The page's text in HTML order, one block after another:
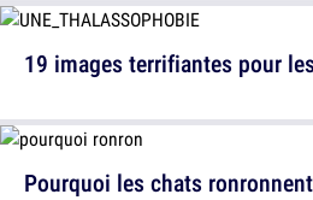
19 images terrifiantes pour
Pourquoi les chats